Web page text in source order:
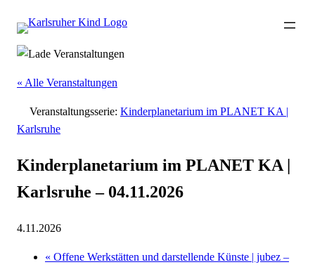
« Alle Veranstaltungen
Veranstaltungsserie: Kinderplanetarium im PLANET KA |
Karlsruhe
Kinderplanetarium im PLANET KA |
Karlsruhe – 04.11.2026
4.11.2026
« Offene Werkstätten und darstellende Künste | jubez –